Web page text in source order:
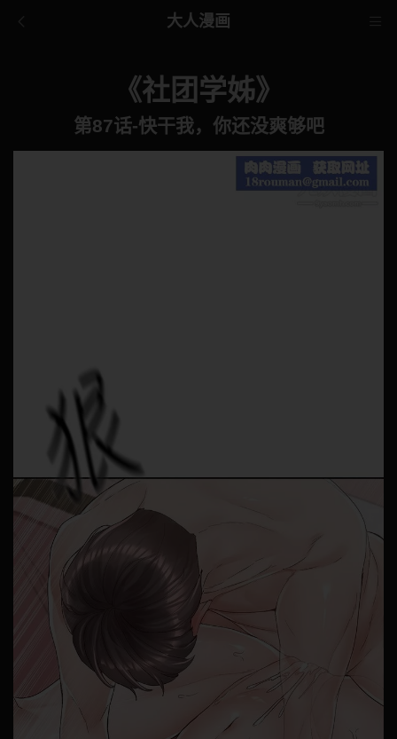
大人漫画
《社团学姊》
第87话-快干我，你还没爽够吧